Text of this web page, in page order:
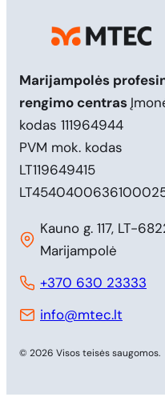
Marijampolės
rengimo centras
kodas 111964944
PVM mok. kodas
LT119649415
Kauno g. 117, LT-
Marijampolė
+370 630 23333
info@mtec.lt
© 2026 Visos teisės saugomos.